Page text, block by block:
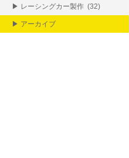
▶ レーシングカー製作 (32)
▶ アーカイブ